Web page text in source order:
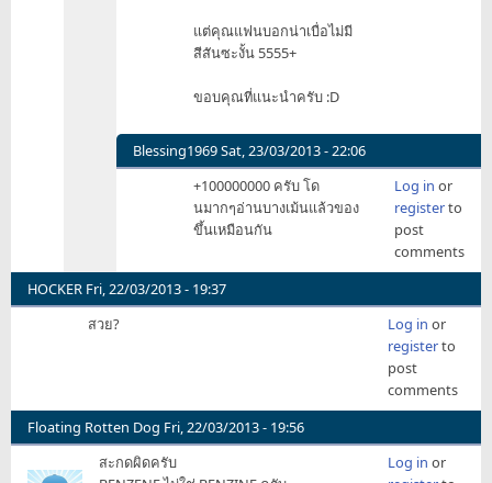
แต่คุณแฟนบอกน่าเบื่อไม่มี
สีสันซะงั้น 5555+
ขอบคุณที่แนะนำครับ :D
Blessing1969Sat, 23/03/2013 - 22:06
In
by
PaPaSEK
+100000000 ครับ โด
นมากๆอ่านบางเม้นแล้วของ
ขึ้นเหมือนกัน
Log in or
registerto
post
comments
HOCKER Fri, 22/03/2013 - 19:37
สวย?
Log in or
registerto
post
comments
Floating Rotten Dog Fri, 22/03/2013 - 19:56
สะกดผิดครับ
Log in or